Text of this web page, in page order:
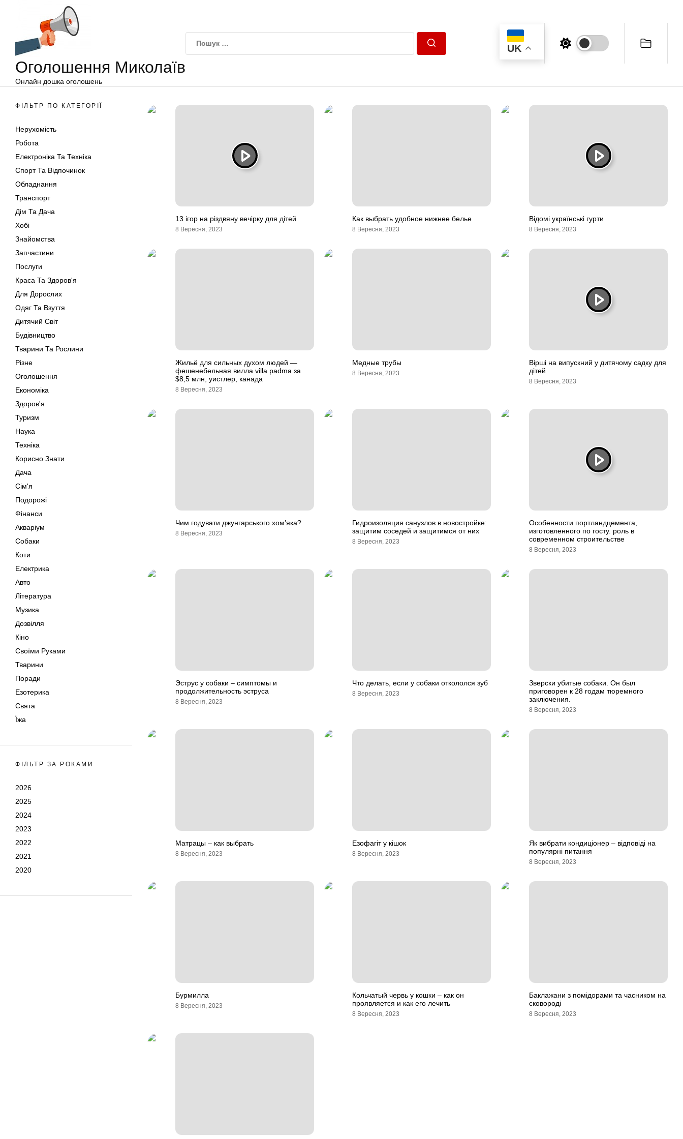
Оголошення Миколаїв
Онлайн дошка оголошень
UK
ФІЛЬТР ПО КАТЕГОРІЇ
Нерухомість
Робота
Електроніка Та Техніка
Спорт Та Відпочинок
Обладнання
Транспорт
Дім Та Дача
Хобі
Знайомства
Запчастини
Послуги
Краса Та Здоров'я
Для Дорослих
Одяг Та Взуття
Дитячий Світ
Будівництво
Тварини Та Рослини
Різне
Оголошення
Економіка
Здоров'я
Туризм
Наука
Техніка
Корисно Знати
Дача
Сім'я
Подорожі
Фінанси
Акваріум
Собаки
Коти
Електрика
Авто
Література
Музика
Дозвілля
Кіно
Своїми Руками
Тварини
Поради
Езотерика
Свята
Їжа
ФІЛЬТР ЗА РОКАМИ
2026
2025
2024
2023
2022
2021
2020
13 ігор на різдвяну вечірку для дітей
8 Вересня, 2023
Как выбрать удобное нижнее белье
8 Вересня, 2023
Відомі українські гурти
8 Вересня, 2023
Жильё для сильных духом людей —
фешенебельная вилла villa padma за
$8,5 млн, уистлер, канада
8 Вересня, 2023
Медные трубы
8 Вересня, 2023
Вірші на випускний у дитячому садку для
дітей
8 Вересня, 2023
Чим годувати джунгарського хом’яка?
8 Вересня, 2023
Гидроизоляция санузлов в новостройке:
защитим соседей и защитимся от них
8 Вересня, 2023
Особенности портландцемента,
изготовленного по госту. роль в
современном строительстве
8 Вересня, 2023
Эструс у собаки – симптомы и
продолжительность эструса
8 Вересня, 2023
Что делать, если у собаки откололся зуб
8 Вересня, 2023
Зверски убитые собаки. Он был
приговорен к 28 годам тюремного
заключения.
8 Вересня, 2023
Матрацы – как выбрать
8 Вересня, 2023
Езофагіт у кішок
8 Вересня, 2023
Як вибрати кондиціонер – відповіді на
популярні питання
8 Вересня, 2023
Бурмилла
8 Вересня, 2023
Кольчатый червь у кошки – как он
проявляется и как его лечить
8 Вересня, 2023
Баклажани з помідорами та часником на
сковороді
8 Вересня, 2023